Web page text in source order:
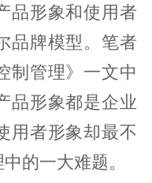
品形象和使用者
品牌模型。笔者
制管理》一文中
品形象都是企业
用者形象却最不
的一大难题。